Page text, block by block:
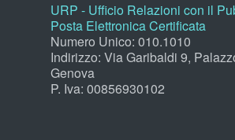
URP - Ufficio Relazioni con il
Posta Elettronica Certificata
Numero Unico: 010.1010
Indirizzo: Via Garibaldi 9,
Genova
P. Iva: 00856930102